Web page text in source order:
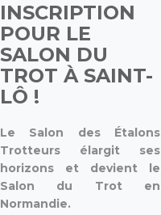
INSCRIPTION
POUR LE
SALON DU
TROT À SAINT-
LÔ !
Le Salon des Étalons
Trotteurs élargit ses
horizons et devient le
Salon du Trot en
Normandie.